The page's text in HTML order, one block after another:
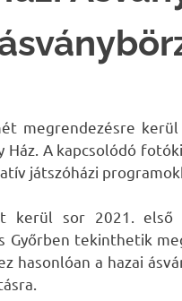
megrendezésre
Ház. A kapcsolódó
játszóházi
kerül sor 2021. első
Győrben tekinthetik
hasonlóan a hazai